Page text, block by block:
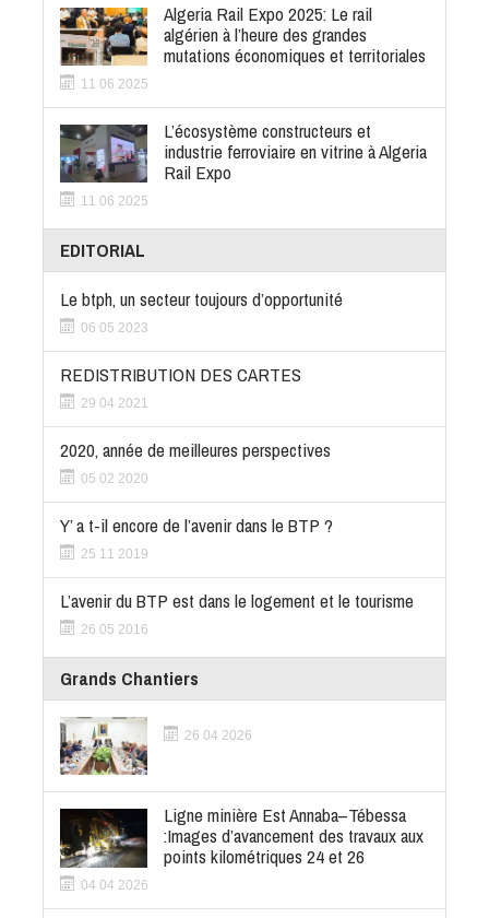
Algeria Rail Expo 2025: Le rail
algérien à l’heure des grandes
mutations économiques et territoriales
11 06 2025
L’écosystème constructeurs et
industrie ferroviaire en vitrine à Algeria
Rail Expo
11 06 2025
EDITORIAL
Le btph, un secteur toujours d’opportunité
06 05 2023
REDISTRIBUTION DES CARTES
29 04 2021
2020, année de meilleures perspectives
05 02 2020
Y’ a t-il encore de l’avenir dans le BTP ?
25 11 2019
L’avenir du BTP est dans le logement et le tourisme
26 05 2016
Grands Chantiers
26 04 2026
Ligne minière Est Annaba–Tébessa
:Images d’avancement des travaux aux
points kilométriques 24 et 26
04 04 2026